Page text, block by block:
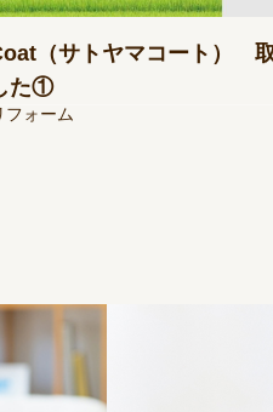
（サトヤマコート）
た①
フォーム